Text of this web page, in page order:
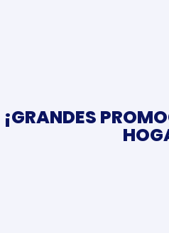
¡GRANDES